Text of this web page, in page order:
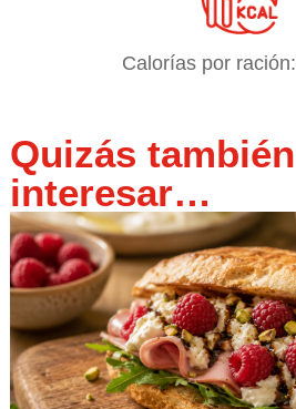
Calorías por
Quizás
interesar…